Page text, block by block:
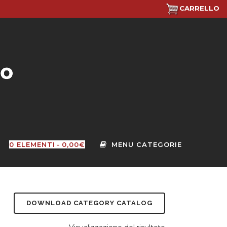
CARRELLO
0 ELEMENTI 0,00€
DOWNLOAD CATEGORY CATALOG